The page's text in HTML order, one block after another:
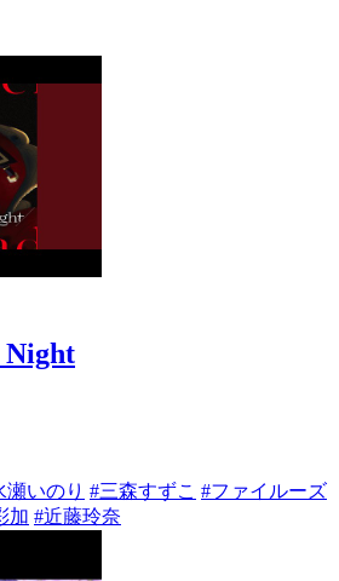
瀬いのり #三森すずこ #ファイルーズ
加 #近藤玲奈